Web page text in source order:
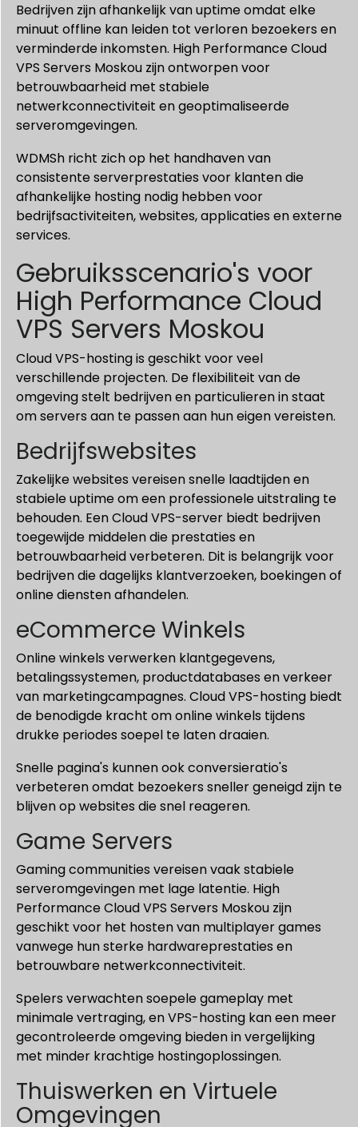
Bedrijven zijn afhankelijk van uptime omdat elke
minuut offline kan leiden tot verloren bezoekers en
verminderde inkomsten. High Performance Cloud
VPS Servers Moskou zijn ontworpen voor
betrouwbaarheid met stabiele
netwerkconnectiviteit en geoptimaliseerde
serveromgevingen.
WDMSh richt zich op het handhaven van
consistente serverprestaties voor klanten die
afhankelijke hosting nodig hebben voor
bedrijfsactiviteiten, websites, applicaties en externe
services.
Gebruiksscenario's voor
High Performance Cloud
VPS Servers Moskou
Cloud VPS-hosting is geschikt voor veel
verschillende projecten. De flexibiliteit van de
omgeving stelt bedrijven en particulieren in staat
om servers aan te passen aan hun eigen vereisten.
Bedrijfswebsites
Zakelijke websites vereisen snelle laadtijden en
stabiele uptime om een professionele uitstraling te
behouden. Een Cloud VPS-server biedt bedrijven
toegewijde middelen die prestaties en
betrouwbaarheid verbeteren. Dit is belangrijk voor
bedrijven die dagelijks klantverzoeken, boekingen of
online diensten afhandelen.
eCommerce Winkels
Online winkels verwerken klantgegevens,
betalingssystemen, productdatabases en verkeer
van marketingcampagnes. Cloud VPS-hosting biedt
de benodigde kracht om online winkels tijdens
drukke periodes soepel te laten draaien.
Snelle pagina's kunnen ook conversieratio's
verbeteren omdat bezoekers sneller geneigd zijn te
blijven op websites die snel reageren.
Game Servers
Gaming communities vereisen vaak stabiele
serveromgevingen met lage latentie. High
Performance Cloud VPS Servers Moskou zijn
geschikt voor het hosten van multiplayer games
vanwege hun sterke hardwareprestaties en
betrouwbare netwerkconnectiviteit.
Spelers verwachten soepele gameplay met
minimale vertraging, en VPS-hosting kan een meer
gecontroleerde omgeving bieden in vergelijking
met minder krachtige hostingoplossingen.
Thuiswerken en Virtuele
Omgevingen